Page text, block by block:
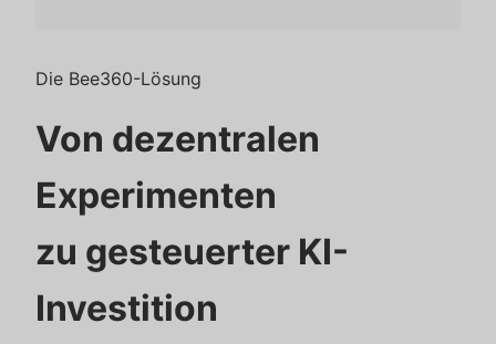
Die Bee360-Lösung
Von dezentralen
Experimenten
zu gesteuerter KI-
Investition